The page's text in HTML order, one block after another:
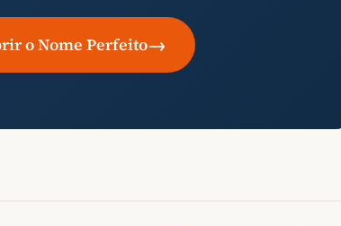
o Nome Perfeito→